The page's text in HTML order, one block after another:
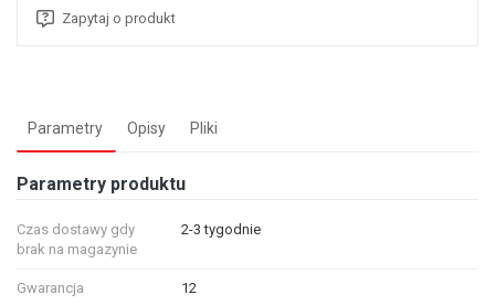
Zapytaj o produkt
Parametry Opisy Pliki
Parametry produktu
Czas dostawy gdy
brak na magazynie
2-3 tygodnie
Gwarancja 12